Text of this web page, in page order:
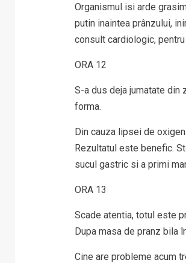
Organismul isi arde
putin inaintea prânzului,
consult cardiologic,
ORA 12
S-a dus deja jumatate din
forma.
Din cauza lipsei de
Rezultatul este benefic.
sucul gastric si a primi
ORA 13
Scade atentia, totul este
Dupa masa de pranz bila
Cine are probleme acum